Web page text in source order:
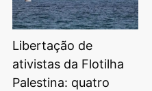
Libertação de
ativistas da Flotilha
Palestina: quatro